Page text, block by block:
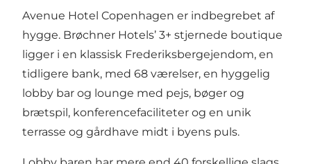
Avenue Hotel Copenhagen er indbegrebet af
hygge. Brøchner Hotels’ 3+ stjernede boutique
ligger i en klassisk Frederiksbergejendom, en
tidligere bank, med 68 værelser, en hyggelig
lobby bar og lounge med pejs, bøger og
brætspil, konferencefaciliteter og en unik
terrasse og gårdhave midt i byens puls.